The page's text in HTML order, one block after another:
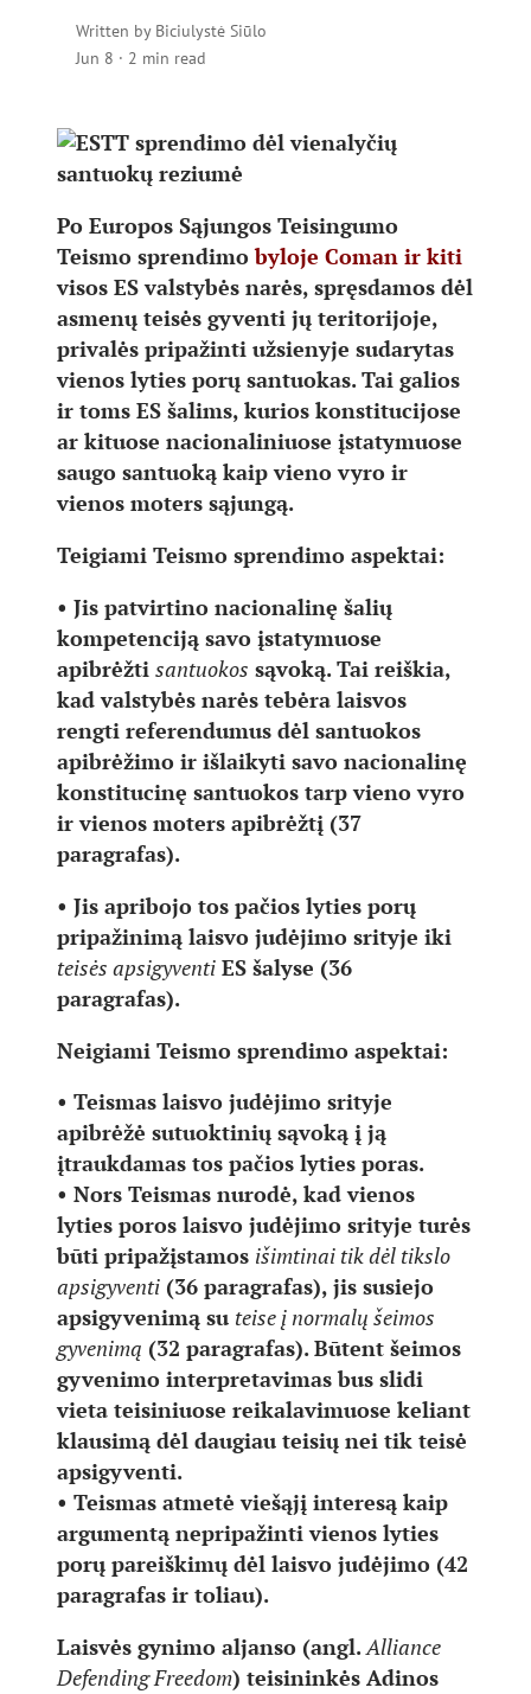
Written by Biciulystė Siūlo
Jun 8 · 2 min read
Po Europos Sąjungos Teisingumo
Teismo sprendimobyloje Coman ir kiti
visos ES valstybės narės, spręsdamos dėl
asmenų teisės gyventi jų teritorijoje,
privalės pripažinti užsienyje sudarytas
vienos lyties porų santuokas. Tai galios
ir toms ES šalims, kurios konstitucijose
ar kituose nacionaliniuose įstatymuose
saugo santuoką kaip vieno vyro ir
vienos moters sąjungą.
Teigiami Teismo sprendimo aspektai:
• Jis patvirtino nacionalinę šalių
kompetenciją savo įstatymuose
apibrėžti santuokos sąvoką. Tai reiškia,
kad valstybės narės tebėra laisvos
rengti referendumus dėl santuokos
apibrėžimo ir išlaikyti savo nacionalinę
konstitucinę santuokos tarp vieno vyro
ir vienos moters apibrėžtį (37
paragrafas).
• Jis apribojo tos pačios lyties porų
pripažinimą laisvo judėjimo srityje iki
teisės apsigyventi ES šalyse (36
paragrafas).
Neigiami Teismo sprendimo aspektai:
• Teismas laisvo judėjimo srityje
apibrėžė sutuoktinių sąvoką į ją
įtraukdamas tos pačios lyties poras.
• Nors Teismas nurodė, kad vienos
lyties poros laisvo judėjimo srityje turės
būti pripažįstamos išimtinai tik dėl tikslo
apsigyventi (36 paragrafas), jis susiejo
apsigyvenimą su teise į normalų šeimos
gyvenimą (32 paragrafas). Būtent šeimos
gyvenimo interpretavimas bus slidi
vieta teisiniuose reikalavimuose keliant
klausimą dėl daugiau teisių nei tik teisė
apsigyventi.
• Teismas atmetė viešąjį interesą kaip
argumentą nepripažinti vienos lyties
porų pareiškimų dėl laisvo judėjimo (42
paragrafas ir toliau).
Laisvės gynimo aljanso (angl.Alliance
Defending Freedom) teisininkės Adinos